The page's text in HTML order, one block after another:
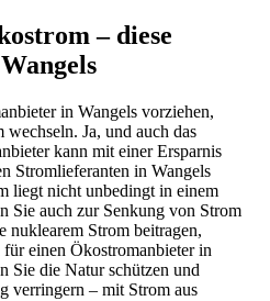
– diese
in Wangels vorziehen,
wechseln. Ja, und auch das
kann mit einer Ersparnis
Stromlieferanten in Wangels
liegt nicht unbedingt in einem
Sie auch zur Senkung von Strom
nuklearem Strom beitragen,
für einen Ökostromanbieter in
Sie die Natur schützen und
verringern – mit Strom aus